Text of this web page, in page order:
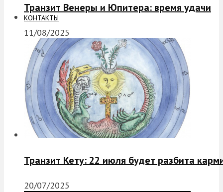
КОНТАКТЫ
Транзит Венеры и Юпитера: время удачи
11/08/2025
Транзит Кету: 22 июля будет разбита
20/07/2025